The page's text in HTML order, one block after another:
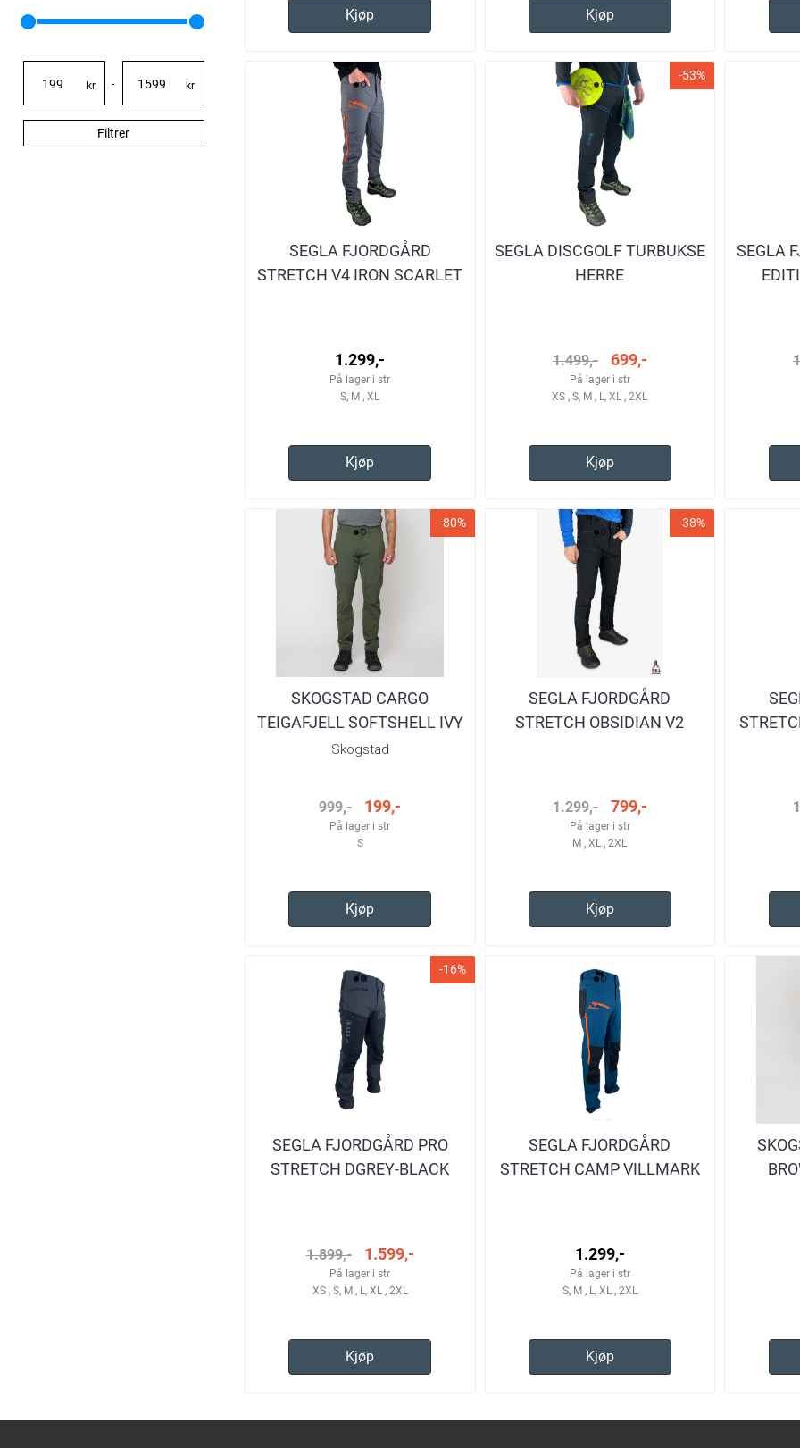
kr - kr
Filtrer
Kjøp Kjøp
SEGLA FJORDGÅRD
STRETCH V4 IRON SCARLET
1.299,-
På lager i str
S, M , XL
Kjøp
-53%
SEGLA DISCGOLF TURBUKSE
HERRE
1.499,- 699,-
På lager i str
XS , S, M , L, XL , 2XL
Kjøp
SEGLA
-80%
SKOGSTAD CARGO
TEIGAFJELL SOFTSHELL IVY
TURBUKSE HERRE
Skogstad
999,- 199,-
På lager i str
S
Kjøp
-38%
SEGLA FJORDGÅRD
STRETCH OBSIDIAN V2
1.299,- 799,-
På lager i str
M , XL , 2XL
Kjøp
-16%
SEGLA FJORDGÅRD PRO
STRETCH DGREY-BLACK
1.899,- 1.599,-
På lager i str
XS , S, M , L, XL , 2XL
Kjøp
SEGLA FJORDGÅRD
STRETCH CAMP VILLMARK
1.299,-
På lager i str
S, M , L, XL , 2XL
Kjøp